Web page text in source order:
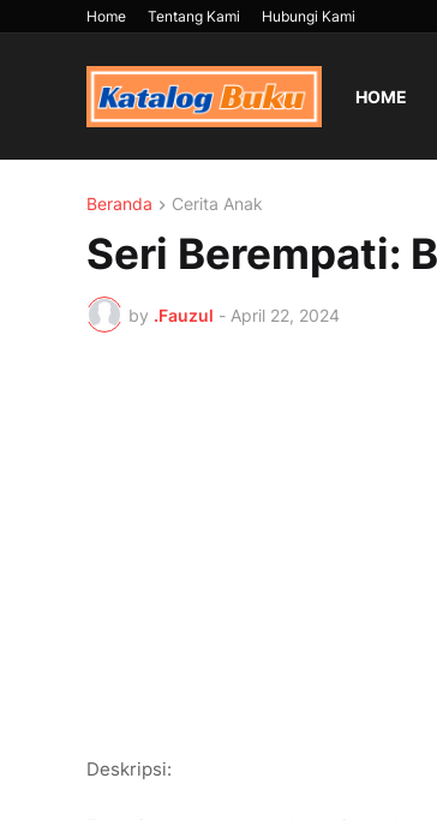
Home Tentang Kami Hubungi Kami
HOME
Beranda Cerita Anak
Seri Berempati:
by .Fauzul - April 22, 2024
Deskripsi: